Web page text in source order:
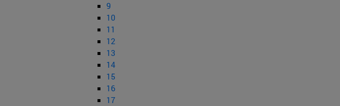
9
10
11
12
13
14
15
16
17